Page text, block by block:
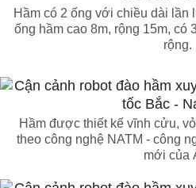
Hầm có 2 ống với chiều dài lần
ống hầm cao 8m, rộng 15m, có
rộng.
Hầm được thiết kế vĩnh cửu,
theo công nghệ NATM - công
mới của